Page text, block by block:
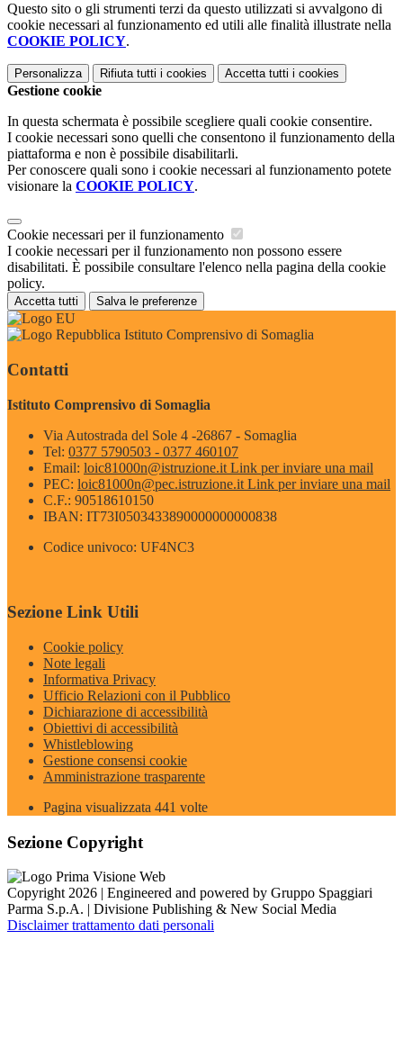
Questo sito o gli strumenti terzi da questo utilizzati si avvalgono di
cookie necessari al funzionamento ed utili alle finalità illustrate nella
COOKIE POLICY.
Personalizza Rifiuta tutti i cookies Accetta tutti i cookies
Gestione cookie
In questa schermata è possibile scegliere quali cookie consentire.
I cookie necessari sono quelli che consentono il funzionamento della
piattaforma e non è possibile disabilitarli.
Per conoscere quali sono i cookie necessari al funzionamento potete
visionare la COOKIE POLICY.
Cookie necessari per il funzionamento
I cookie necessari per il funzionamento non possono essere
disabilitati. È possibile consultare l'elenco nella pagina della cookie
policy.
Accetta tutti Salva le preferenze
Istituto Comprensivo di Somaglia
Contatti
Istituto Comprensivo di Somaglia
Via Autostrada del Sole 4 -26867 - Somaglia
Tel: 0377 5790503 - 0377 460107
Email: loic81000n@istruzione.it Link per inviare una mail
PEC: loic81000n@pec.istruzione.it Link per inviare una mail
C.F.: 90518610150
IBAN: IT73I0503433890000000000838
Codice univoco: UF4NC3
Sezione Link Utili
Cookie policy
Note legali
Informativa Privacy
Ufficio Relazioni con il Pubblico
Dichiarazione di accessibilità
Obiettivi di accessibilità
Whistleblowing
Gestione consensi cookie
Amministrazione trasparente
Pagina visualizzata 441 volte
Sezione Copyright
Copyright 2026 | Engineered and powered by Gruppo Spaggiari
Parma S.p.A. | Divisione Publishing & New Social Media
Disclaimer trattamento dati personali